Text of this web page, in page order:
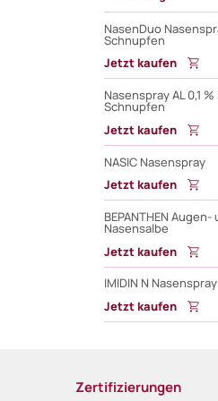
NasenDuo
Schnupfen
Jetzt kaufen
Nasenspray AL 0,1
Schnupfen
Jetzt kaufen
NASIC Nasenspray
Jetzt kaufen
BEPANTHEN Augen-
Nasensalbe
Jetzt kaufen
IMIDIN N Nasenspray
Jetzt kaufen
Zertifizierungen